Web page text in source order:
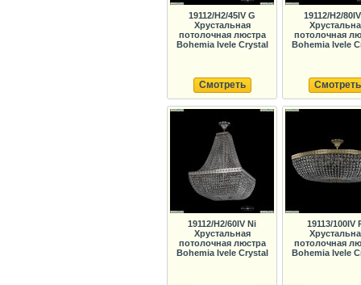
19112/H2/45IV G
Хрустальная
потолочная люстра
Bohemia Ivele Crystal
Смотреть
19112/H2/
потолочная
Bohemia Ivele
Смотреть
19112/H2/60IV Ni
Хрустальная
потолочная люстра
Bohemia Ivele Crystal
19113/100IV
потолочная
Bohemia Ivele